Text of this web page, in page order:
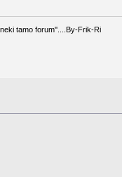
tamo forum''....By-Frik-Ri